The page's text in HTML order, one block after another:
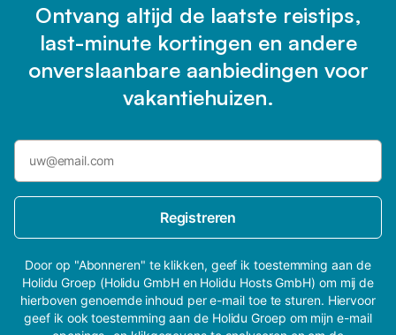
Ontvang altijd de laatste reistips,
last-minute kortingen en andere
onverslaanbare aanbiedingen voor
vakantiehuizen.
Registreren
Door op "Abonneren" te klikken, geef ik toestemming aan de
Holidu Groep (Holidu GmbH en Holidu Hosts GmbH) om mij de
hierboven genoemde inhoud per e-mail toe te sturen. Hiervoor
geef ik ook toestemming aan de Holidu Groep om mijn e-mail